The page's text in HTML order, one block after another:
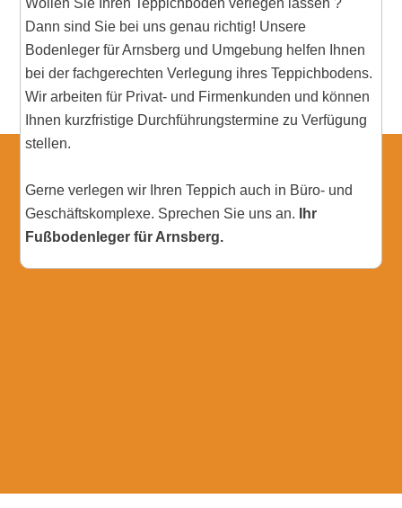
Dann sind Sie bei uns genau richtig! Unsere
Bodenleger für Arnsberg und Umgebung helfen Ihnen
bei der fachgerechten Verlegung ihres Teppichbodens.
Wir arbeiten für Privat- und Firmenkunden und können
Ihnen kurzfristige Durchführungstermine zu Verfügung
stellen.
Gerne verlegen wir Ihren Teppich auch in Büro- und
Geschäftskomplexe. Sprechen Sie uns an.
Ihr
Fußbodenleger für Arnsberg.